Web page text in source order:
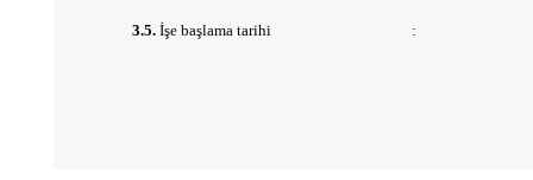
3.5. İşe başlama tarihi :